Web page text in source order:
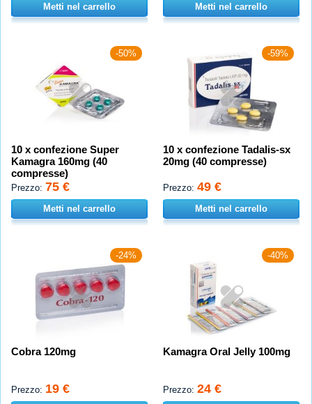
Metti nel carrello Metti nel carrello
-50%
10 x confezione Super
Kamagra 160mg (40
compresse)
Prezzo: 75 €
Metti nel carrello
-59%
10 x confezione Tadalis-sx
20mg (40 compresse)
Prezzo: 49 €
Metti nel carrello
-24%
Cobra 120mg
Prezzo: 19 €
-40%
Kamagra Oral Jelly 100mg
Prezzo: 24 €